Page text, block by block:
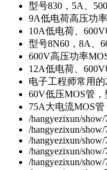
型号830，5A、
9A低电荷高压功
10A低电荷、
型号8N60，8A、
600V高压功率
12A低电荷、
电子工程师常用
60V低压MOS管，
75A大电流MOS管
/hangyezixun/show/
/hangyezixun/show/
/hangyezixun/show/
/hangyezixun/show/
/hangyezixun/show/